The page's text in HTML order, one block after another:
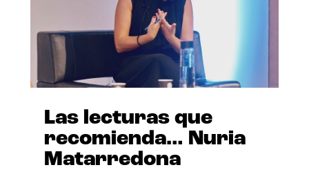
Las lecturas que
recomienda… Nuria
Matarredona